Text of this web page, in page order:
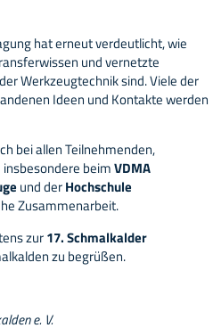
hat erneut verdeutlicht, wie
und vernetzte
Werkzeugtechnik sind. Viele der
Ideen und Kontakte werden
bei allen Teilnehmenden,
beimVDMA
und derHochschule
Zusammenarbeit.
zur17. Schmalkalder
zu begrüßen.
e. V.